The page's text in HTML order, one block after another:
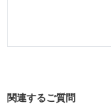
関連するご質問